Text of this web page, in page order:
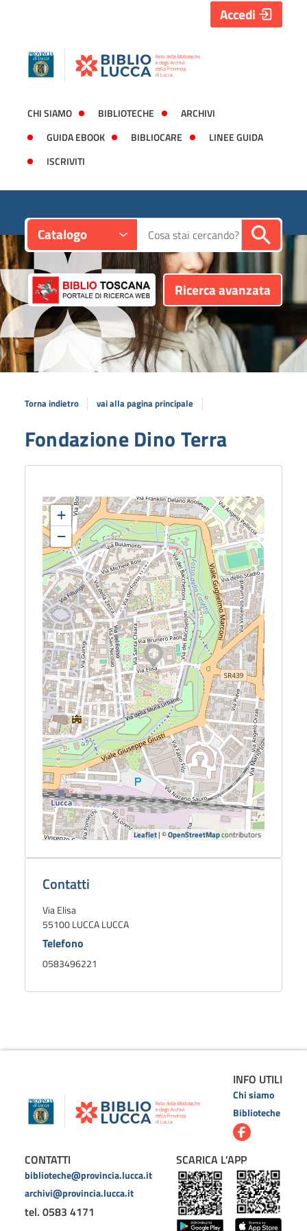
CHI SIAMO BIBLIOTECHE
ARCHIVI
GUIDA EBOOK
BIBLIOCARE
LINEE GUIDA
ISCRIVITI
Accedi
Catalogo Cerca su "Catalogo"
Ricerca avanzata
Torna indietro vai alla pagina principale
Fondazione Dino Terra
+
−
Leaflet| ©OpenStreetMapcontributors
Dettagli
biblioteca
Contatti
Via Elisa
55100 LUCCA LUCCA
Telefono
0583496221
INFO UTILI
Chi siamo
Biblioteche
CONTATTI
biblioteche@provincia.lucca.it
archivi@provincia.lucca.it
tel. 0583 4171
SCARICA L'APP